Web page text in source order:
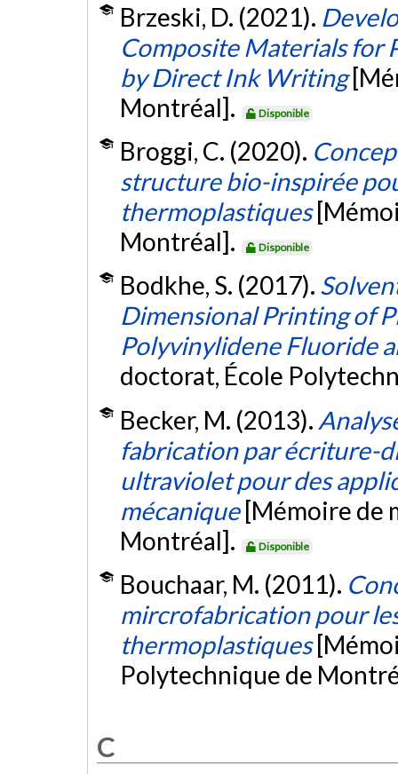
Brzeski, D. (2021).
Composite Materials for
by Direct Ink Writing
Montréal].
Disponible
Broggi, C. (2020).
structure bio-inspirée
thermoplastiques
Montréal].
Disponible
Bodkhe, S. (2017).
Dimensional Printing of
Polyvinylidene Fluoride
doctorat, École
Becker, M. (2013).
fabrication par écriture-
ultraviolet pour des
mécanique [Mémoire de
Montréal].
Disponible
Bouchaar, M. (2011).
mircrofabrication pour
thermoplastiques
Polytechnique de
C